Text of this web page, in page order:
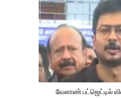
வேளாண் பட்ஜெட்டில்